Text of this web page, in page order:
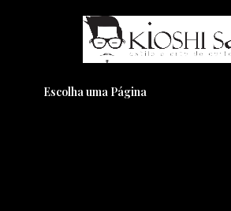
Escolha uma Página
Pensando em
Visual??